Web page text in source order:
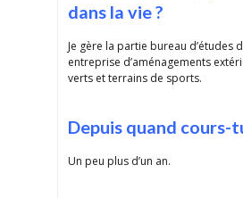
dans la vie ?
Je gère la partie bureau d’études
entreprise d’aménagements
verts et terrains de sports.
Depuis quand cours-
Un peu plus d’un an.